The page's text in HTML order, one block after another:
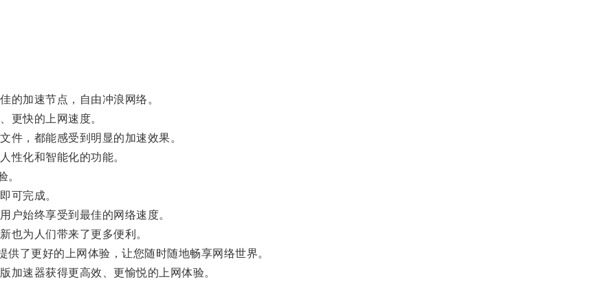
加速节点，自由冲浪网络。
快的上网速度。
，都能感受到明显的加速效果。
化和智能化的功能。
可完成。
始终享受到最佳的网络速度。
为人们带来了更多便利。
更好的上网体验，让您随时随地畅享网络世界。
速器获得更高效、更愉悦的上网体验。